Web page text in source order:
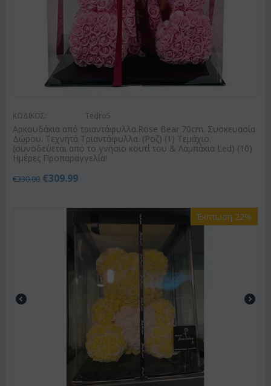
ΚΩΔΙΚΟΣ: Tedro5
Αρκουδάκια από τριαντάφυλλα.Rose Bear 70cm. Συσκευασία
Δώρου. Τεχνητά Τριαντάφυλλα. (Ροζ) (1) Τεμάχιο.
(συνοδεύεται απο το γνήσιο κουτί του & Λαμπάκια Led) (10)
Ημέρες Προπαραγγελία!
€330.00 €309.99
Έκπτωση 22%